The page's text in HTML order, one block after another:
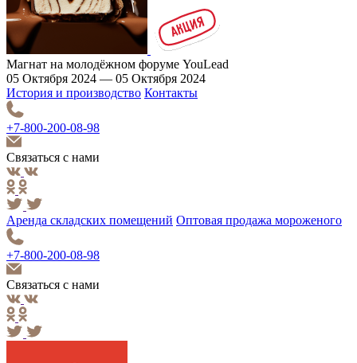
Магнат на молодёжном форуме YouLead
05 Октября 2024 — 05 Октября 2024
История и производство Контакты
+7-800-200-08-98
Связаться с нами
Аренда складских помещений Оптовая продажа мороженого
+7-800-200-08-98
Связаться с нами